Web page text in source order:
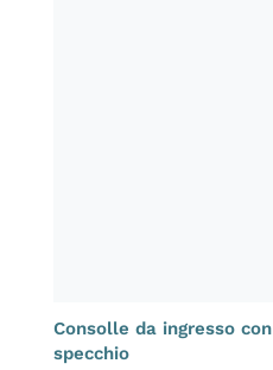
Consolle da ingresso con
specchio